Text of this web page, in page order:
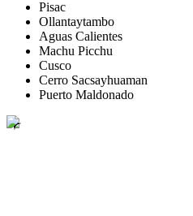
Pisac
Ollantaytambo
Aguas Calientes
Machu Picchu
Cusco
Cerro Sacsayhuaman
Puerto Maldonado